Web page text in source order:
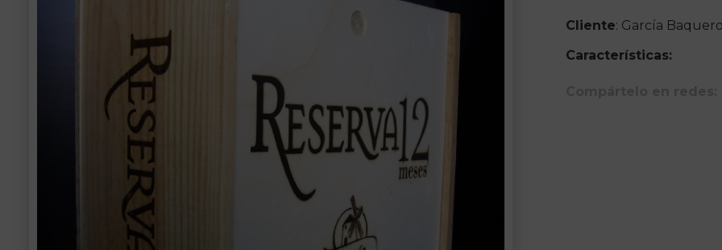
Cliente: García
Características: